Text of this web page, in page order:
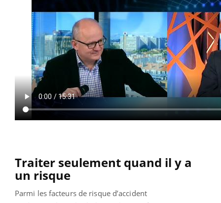
Traiter seulement quand il y a
un risque
Parmi les facteurs de risque d’accident